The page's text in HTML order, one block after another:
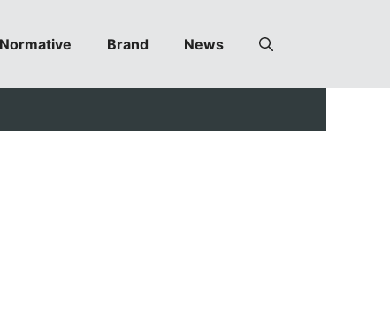
Normative Brand News